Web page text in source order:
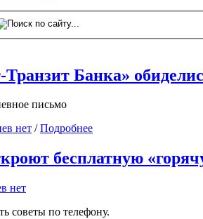
Банка»
письмо
нет /Подробнее
бесплатную
нет
советы по телефону.